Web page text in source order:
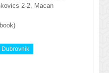
2-2, Macan
Dubrovnik